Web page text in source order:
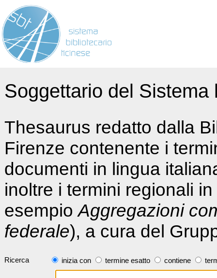
Soggettario del
Thesaurus redatto dalla
Firenze contenente i
documenti in lingua
inoltre i termini regionali
esempioAggregazioni
federale), a cura del
Ricerca inizia con termine esatto contiene